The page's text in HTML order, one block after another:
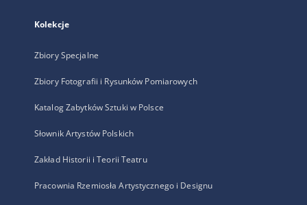
Kolekcje
Zbiory Specjalne
Zbiory Fotografii i Rysunków Pomiarowych
Katalog Zabytków Sztuki w Polsce
Słownik Artystów Polskich
Zakład Historii i Teorii Teatru
Pracownia Rzemiosła Artystycznego i Designu